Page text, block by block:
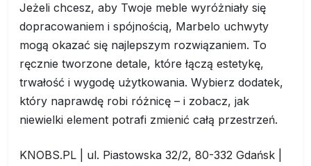
Jeżeli chcesz, aby Twoje meble wyróżniały się
dopracowaniem i spójnością, Marbelo uchwyty
mogą okazać się najlepszym rozwiązaniem. To
ręcznie tworzone detale, które łączą estetykę,
trwałość i wygodę użytkowania. Wybierz dodatek,
który naprawdę robi różnicę – i zobacz, jak
niewielki element potrafi zmienić całą przestrzeń.
KNOBS.PL | ul. Piastowska 32/2, 80-332 Gdańsk |